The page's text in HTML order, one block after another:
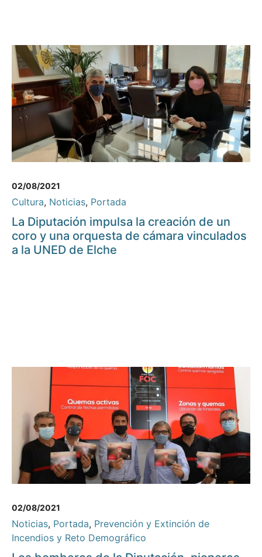
02/08/2021
Cultura, Noticias, Portada
La Diputación impulsa la creación de un
coro y una orquesta de cámara vinculados
a la UNED de Elche
02/08/2021
Noticias, Portada, Prevención y Extinción de
Incendios y Reto Demográfico